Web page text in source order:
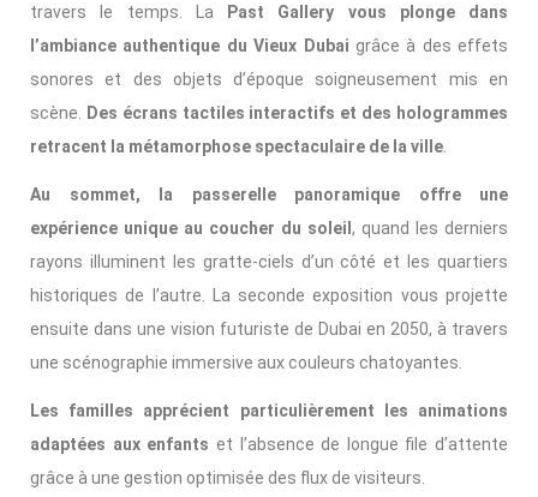
travers le temps. La
Past Gallery vous plonge dans
l’ambiance authentique du Vieux Dubai grâce à des effets
sonores et des objets d’époque soigneusement mis en
scène.
Des écrans tactiles interactifs et des hologrammes
retracent la métamorphose spectaculaire de la ville
Au sommet, la passerelle panoramique offre une
expérience unique au coucher du soleil , quand les derniers
rayons illuminent les gratte-ciels d’un côté et les quartiers
historiques de l’autre. La seconde exposition vous projette
ensuite dans une vision futuriste de Dubai en 2050, à travers
une scénographie immersive aux couleurs chatoyantes.
Les familles apprécient particulièrement les animations
adaptées aux enfants et l’absence de longue file d’attente
grâce à une gestion optimisée des flux de visiteurs.